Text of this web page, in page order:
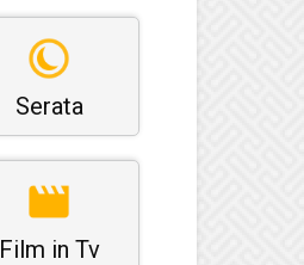
Serata
Film in Tv